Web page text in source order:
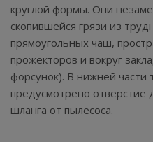
круглой формы. Они
скопившейся грязи из
прямоугольных чаш,
прожекторов и вокруг
форсунок). В нижней части
предусмотрено отверстие
шланга от пылесоса.